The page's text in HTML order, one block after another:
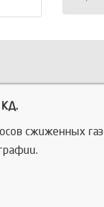
КД.
сжиженных